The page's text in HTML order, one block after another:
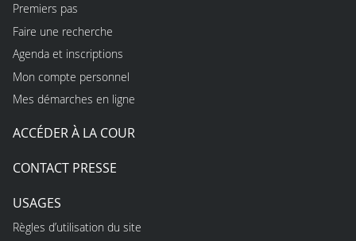
Premiers pas
Faire une recherche
Agenda et inscriptions
Mon compte personnel
Mes démarches en ligne
ACCÉDER À LA COUR
CONTACT PRESSE
USAGES
Règles d’utilisation du site